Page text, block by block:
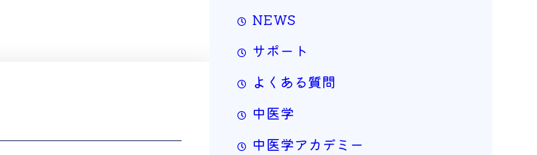
NEWS
サポート
よくある質問
中医学
中医学アカデミー